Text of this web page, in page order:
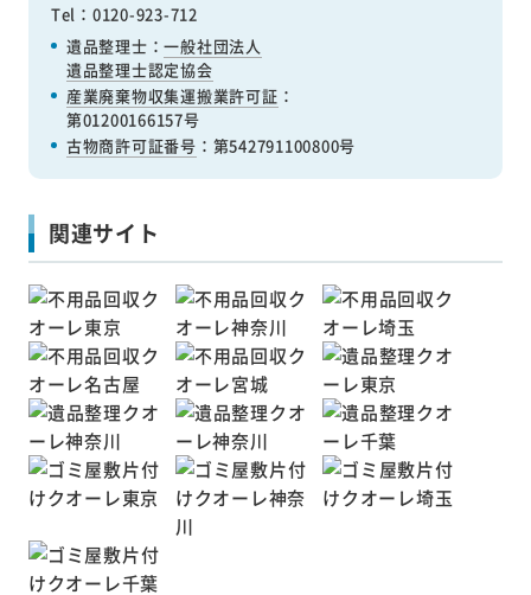
Tel：0120-923-712
遺品整理士：一般社団法人
遺品整理士認定協会
産業廃棄物収集運搬業許可証 ：
第01200166157号
古物商許可証番号 ：第542791100800号
関連サイト